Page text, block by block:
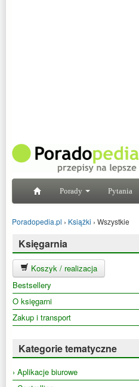
Porady Pytania
Poradopedia.pl › Książki › Wszystkie
Księgarnia
Koszyk / realizacja
Bestsellery
O księgarni
Zakup i transport
Kategorie tematyczne
› Aplikacje biurowe